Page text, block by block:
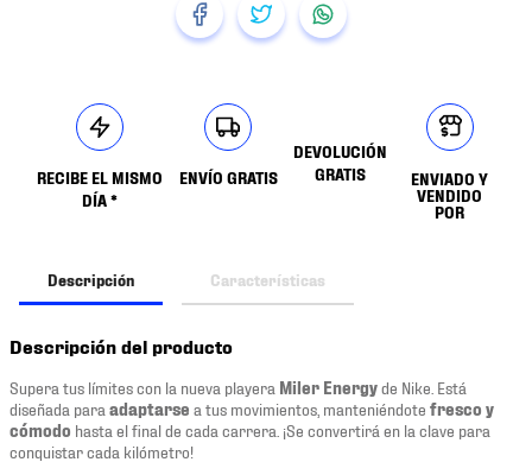
RECIBE EL MISMO
DÍA *
ENVÍO GRATIS
DEVOLUCIÓN
GRATIS
ENVIADO Y
VENDIDO
POR
Descripción Características
Descripción del producto
Supera tus límites con la nueva playera Miler Energyde Nike. Está
diseñada para adaptarse a tus movimientos, manteniéndote fresco y
cómodo hasta el final de cada carrera. ¡Se convertirá en la clave para
conquistar cada kilómetro!